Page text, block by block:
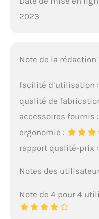
2023
Note de la rédaction
facilité d’utilisation :
qualité de
accessoires fournis :
ergonomie :
rapport qualité-prix :
Notes des
Note de 4 pour 4